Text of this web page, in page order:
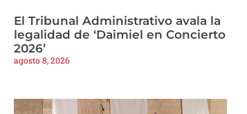
El Tribunal Administrativo avala la
legalidad de ‘Daimiel en Concierto
2026’
agosto 8, 2026